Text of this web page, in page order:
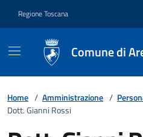
Regione Toscana
Comune di
Home / Amministrazione /
Dott. Gianni Rossi